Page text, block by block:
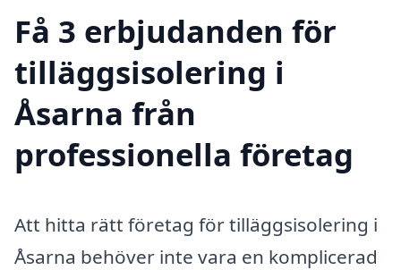
Få 3 erbjudanden för
tilläggsisolering i
Åsarna från
professionella företag
Att hitta rätt företag för tilläggsisolering i
Åsarna behöver inte vara en komplicerad